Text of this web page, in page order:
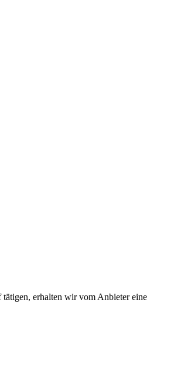
erhalten wir vom Anbieter eine